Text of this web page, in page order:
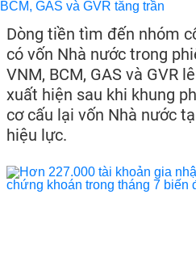
Dòng tiền tìm đến nhóm
có vốn Nhà nước trong
VNM, BCM, GAS và GVR
xuất hiện sau khi khung
cơ cấu lại vốn Nhà nước
hiệu lực.